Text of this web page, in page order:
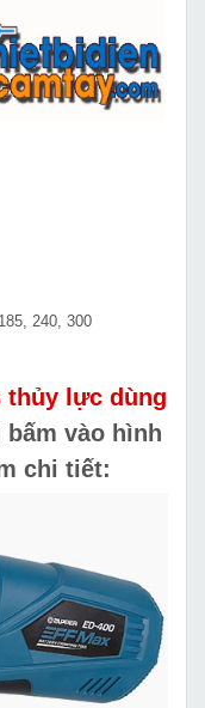
240, 300
thủy lực dùng
vào hình
chi tiết: